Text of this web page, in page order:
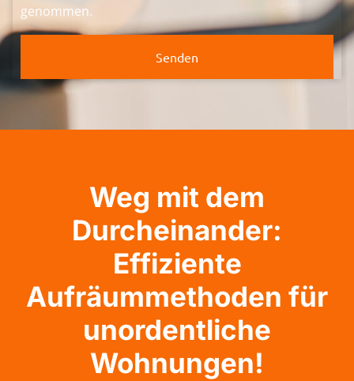
genommen.
Senden
Weg mit dem
Durcheinander:
Effiziente
Aufräummethoden für
unordentliche
Wohnungen!